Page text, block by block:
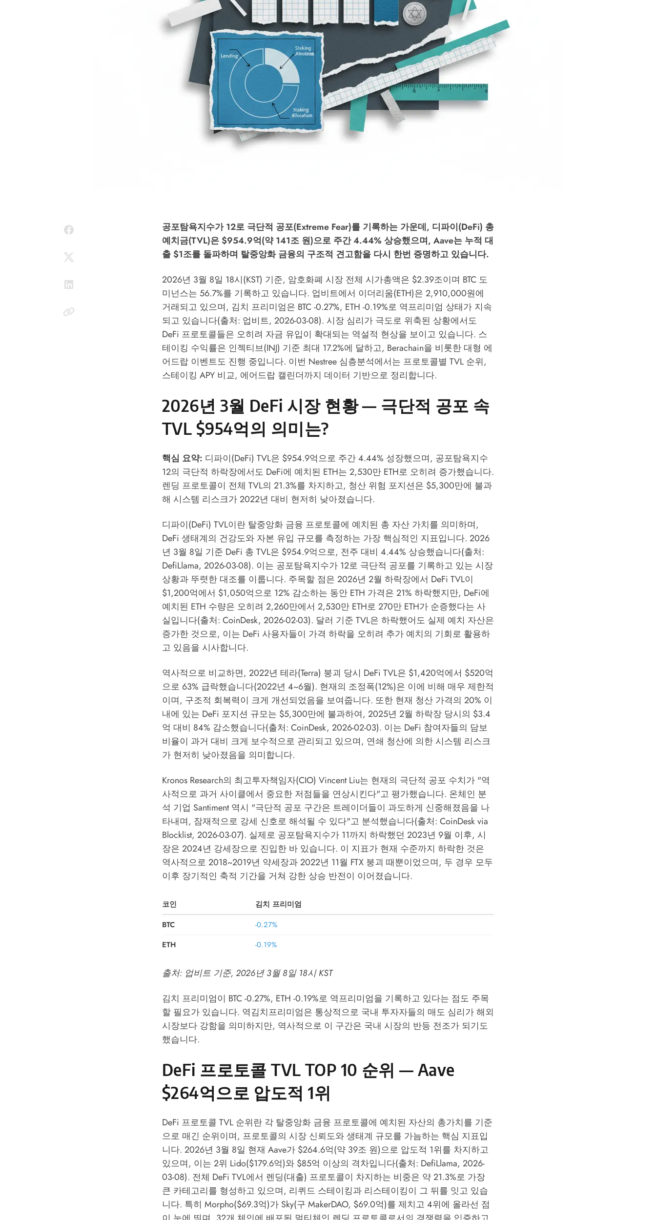
공포탐욕지수가 12로 극단적 공포(Extreme Fear)를 기록하는 가운데, 디파이(DeFi) 총
예치금(TVL)은 $954.9억(약 141조 원)으로 주간 4.44% 상승했으며, Aave는 누적 대
출 $1조를 돌파하며 탈중앙화 금융의 구조적 견고함을 다시 한번 증명하고 있습니다.
2026년 3월 8일 18시(KST) 기준, 암호화폐 시장 전체 시가총액은 $2.39조이며 BTC 도
미넌스는 56.7%를 기록하고 있습니다. 업비트에서 이더리움(ETH)은 2,910,000원에
거래되고 있으며, 김치 프리미엄은 BTC -0.27%, ETH -0.19%로 역프리미엄 상태가 지속
되고 있습니다(출처: 업비트, 2026-03-08). 시장 심리가 극도로 위축된 상황에서도
DeFi 프로토콜들은 오히려 자금 유입이 확대되는 역설적 현상을 보이고 있습니다. 스
테이킹 수익률은 인젝티브(INJ) 기준 최대 17.2%에 달하고, Berachain을 비롯한 대형 에
어드랍 이벤트도 진행 중입니다. 이번 Nestree 심층분석에서는 프로토콜별 TVL 순위,
스테이킹 APY 비교, 에어드랍 캘린더까지 데이터 기반으로 정리합니다.
2026년 3월 DeFi 시장 현황 — 극단적 공포 속
TVL $954억의 의미는?
핵심 요약: 디파이(DeFi) TVL은 $954.9억으로 주간 4.44% 성장했으며, 공포탐욕지수
12의 극단적 하락장에서도 DeFi에 예치된 ETH는 2,530만 ETH로 오히려 증가했습니다.
렌딩 프로토콜이 전체 TVL의 21.3%를 차지하고, 청산 위험 포지션은 $5,300만에 불과
해 시스템 리스크가 2022년 대비 현저히 낮아졌습니다.
디파이(DeFi) TVL이란 탈중앙화 금융 프로토콜에 예치된 총 자산 가치를 의미하며,
DeFi 생태계의 건강도와 자본 유입 규모를 측정하는 가장 핵심적인 지표입니다. 2026
년 3월 8일 기준 DeFi 총 TVL은 $954.9억으로, 전주 대비 4.44% 상승했습니다(출처:
DefiLlama, 2026-03-08). 이는 공포탐욕지수가 12로 극단적 공포를 기록하고 있는 시장
상황과 뚜렷한 대조를 이룹니다. 주목할 점은 2026년 2월 하락장에서 DeFi TVL이
$1,200억에서 $1,050억으로 12% 감소하는 동안 ETH 가격은 21% 하락했지만, DeFi에
예치된 ETH 수량은 오히려 2,260만에서 2,530만 ETH로 270만 ETH가 순증했다는 사
실입니다(출처: CoinDesk, 2026-02-03). 달러 기준 TVL은 하락했어도 실제 예치 자산은
증가한 것으로, 이는 DeFi 사용자들이 가격 하락을 오히려 추가 예치의 기회로 활용하
고 있음을 시사합니다.
역사적으로 비교하면, 2022년 테라(Terra) 붕괴 당시 DeFi TVL은 $1,420억에서 $520억
으로 63% 급락했습니다(2022년 4~6월). 현재의 조정폭(12%)은 이에 비해 매우 제한적
이며, 구조적 회복력이 크게 개선되었음을 보여줍니다. 또한 현재 청산 가격의 20% 이
내에 있는 DeFi 포지션 규모는 $5,300만에 불과하여, 2025년 2월 하락장 당시의 $3.4
억 대비 84% 감소했습니다(출처: CoinDesk, 2026-02-03). 이는 DeFi 참여자들의 담보
비율이 과거 대비 크게 보수적으로 관리되고 있으며, 연쇄 청산에 의한 시스템 리스크
가 현저히 낮아졌음을 의미합니다.
Kronos Research의 최고투자책임자(CIO) Vincent Liu는 현재의 극단적 공포 수치가 "역
사적으로 과거 사이클에서 중요한 저점들을 연상시킨다"고 평가했습니다. 온체인 분
석 기업 Santiment 역시 "극단적 공포 구간은 트레이더들이 과도하게 신중해졌음을 나
타내며, 잠재적으로 강세 신호로 해석될 수 있다"고 분석했습니다(출처: CoinDesk via
Blocklist, 2026-03-07). 실제로 공포탐욕지수가 11까지 하락했던 2023년 9월 이후, 시
장은 2024년 강세장으로 진입한 바 있습니다. 이 지표가 현재 수준까지 하락한 것은
역사적으로 2018~2019년 약세장과 2022년 11월 FTX 붕괴 때뿐이었으며, 두 경우 모두
이후 장기적인 축적 기간을 거쳐 강한 상승 반전이 이어졌습니다.
코인
김치 프리미엄
BTC
-0.27%
ETH
-0.19%
출처: 업비트 기준, 2026년 3월 8일 18시 KST
김치 프리미엄이 BTC -0.27%, ETH -0.19%로 역프리미엄을 기록하고 있다는 점도 주목
할 필요가 있습니다. 역김치프리미엄은 통상적으로 국내 투자자들의 매도 심리가 해외
시장보다 강함을 의미하지만, 역사적으로 이 구간은 국내 시장의 반등 전조가 되기도
했습니다.
DeFi 프로토콜 TVL TOP 10 순위 — Aave
$264억으로 압도적 1위
DeFi 프로토콜 TVL 순위란 각 탈중앙화 금융 프로토콜에 예치된 자산의 총가치를 기준
으로 매긴 순위이며, 프로토콜의 시장 신뢰도와 생태계 규모를 가늠하는 핵심 지표입
니다. 2026년 3월 8일 현재 Aave가 $264.6억(약 39조 원)으로 압도적 1위를 차지하고
있으며, 이는 2위 Lido($179.6억)와 $85억 이상의 격차입니다(출처: DefiLlama, 2026-
03-08). 전체 DeFi TVL에서 렌딩(대출) 프로토콜이 차지하는 비중은 약 21.3%로 가장
큰 카테고리를 형성하고 있으며, 리퀴드 스테이킹과 리스테이킹이 그 뒤를 잇고 있습
니다. 특히 Morpho($69.3억)가 Sky(구 MakerDAO, $69.0억)를 제치고 4위에 올라선 점